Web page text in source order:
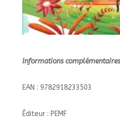
Informations
EAN : 9782918233503
Éditeur : PEMF